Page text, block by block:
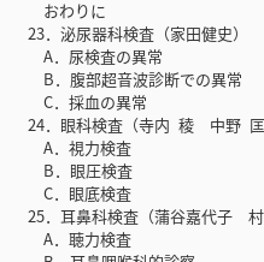
おわりに
23．泌尿器科検査（家田健史）
A．尿検査の異常
B．腹部超音波診断での異常
C．採血の異常
24．眼科検査（寺内 稜 中野 匡
A．視力検査
B．眼圧検査
C．眼底検査
25．耳鼻科検査（蒲谷嘉代子 村
A．聴力検査